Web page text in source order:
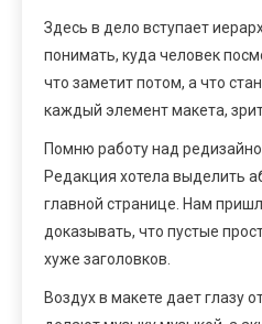
Здесь в дело вступает
понимать, куда человек
что заметит потом, а что
каждый элемент макета,
Помню работу над
Редакция хотела выделить
главной странице. Нам
доказывать, что пустые
хуже заголовков.
Воздух в макете дает глазу